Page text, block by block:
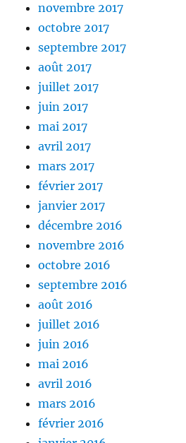
novembre 2017
octobre 2017
septembre 2017
août 2017
juillet 2017
juin 2017
mai 2017
avril 2017
mars 2017
février 2017
janvier 2017
décembre 2016
novembre 2016
octobre 2016
septembre 2016
août 2016
juillet 2016
juin 2016
mai 2016
avril 2016
mars 2016
février 2016